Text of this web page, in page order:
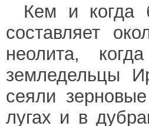
Кем и когда
составляет
неолита,
земледельцы
сеяли
лугах и в